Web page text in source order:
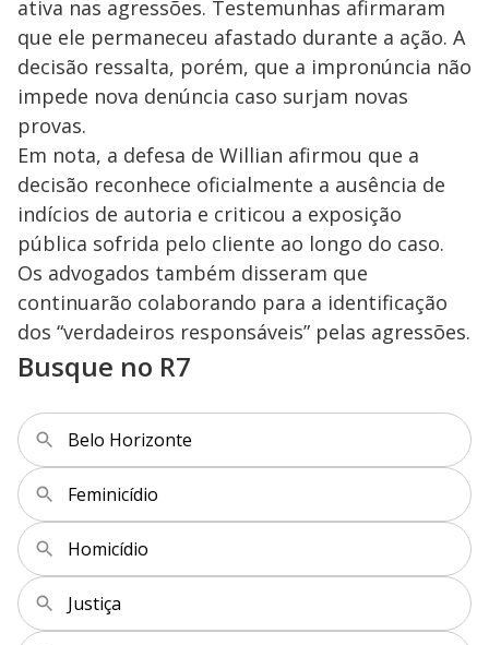
ativa nas agressões. Testemunhas afirmaram
que ele permaneceu afastado durante a ação. A
decisão ressalta, porém, que a impronúncia não
impede nova denúncia caso surjam novas
provas.
Em nota, a defesa de Willian afirmou que a
decisão reconhece oficialmente a ausência de
indícios de autoria e criticou a exposição
pública sofrida pelo cliente ao longo do caso.
Os advogados também disseram que
continuarão colaborando para a identificação
dos “verdadeiros responsáveis” pelas agressões.
Busque no R7
Belo Horizonte
Feminicídio
Homicídio
Justiça